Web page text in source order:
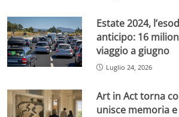
Estate 2024,
anticipo: 16
viaggio a giugno
Luglio 24, 2026
Art in Act torna
unisce memoria